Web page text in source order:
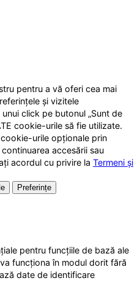
pentru a vă oferi cea mai
și vizitele
click pe butonul „Sunt de
cookie-urile să fie utilizate.
urile opționale prin
continuarea accesării sau
acordul cu privire la Termeni și
Preferințe
pentru funcțiile de bază ale
funcționa în modul dorit fără
date de identificare